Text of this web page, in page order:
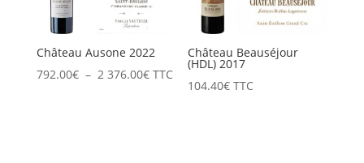
Château Ausone 2022
792.00€ – 2 376.00€Plage
TTC
Château Beauséjour
(HDL) 2017
104.40€ TTC